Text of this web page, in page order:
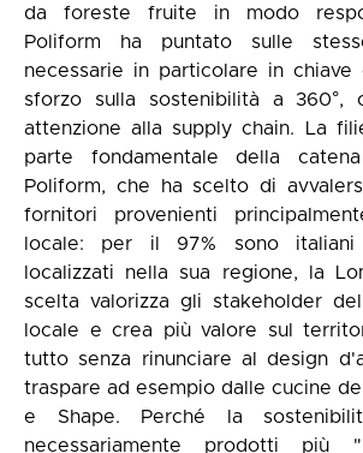
da foreste fruite in modo
Poliform ha puntato sulle
necessarie in particolare in
sforzo sulla sostenibilità a 360°,
attenzione alla supply chain. La
parte fondamentale della
Poliform, che ha scelto di
fornitori provenienti
locale: per il 97% sono
localizzati nella sua regione, la
scelta valorizza gli stakeholder
locale e crea più valore sul
tutto senza rinunciare al design
traspare ad esempio dalle cucine
e Shape. Perché la
necessariamente prodotti più